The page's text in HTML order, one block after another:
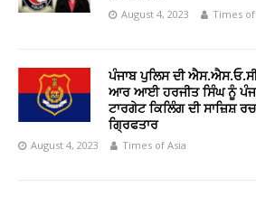
August 4, 2023 Times of
ਪੰਜਾਬ ਪੁਲਿਸ ਦੀ
ਆਰ ਆਈ ਹਰਜੀਤ ਸਿੰਘ ਨੂੰ
ਟਾਰਗੇਟ ਕਿਲਿੰਗ ਦੀ ਸਾਜ਼ਿਸ਼
ਗ੍ਰਿਫਤਾਰ
August 4, 2023 Times of Asia